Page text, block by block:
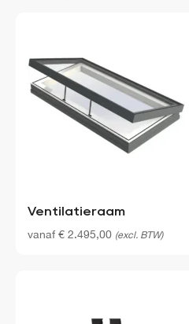
Ventilatieraam
vanaf € 2.495,00 (excl. BTW)